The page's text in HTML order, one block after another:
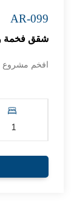
AR-099
شقق فخمة
افخم مشروع
1